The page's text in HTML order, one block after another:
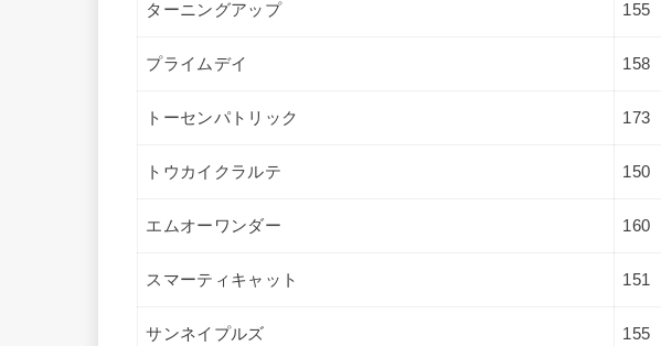
ターニングアップ 155
プライムデイ 158
トーセンパトリック 173
トウカイクラルテ 150
エムオーワンダー 160
スマーティキャット 151
サンネイプルズ 155